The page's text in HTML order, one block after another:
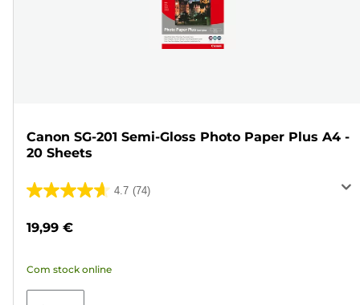
Canon SG-201 Semi-Gloss Photo Paper Plus A4 -
20 Sheets
4.7 (74)
4.7
5
74
análises
19,99 €
Com stock online